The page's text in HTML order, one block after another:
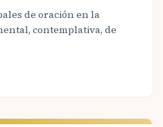
de oración en la
contemplativa, de